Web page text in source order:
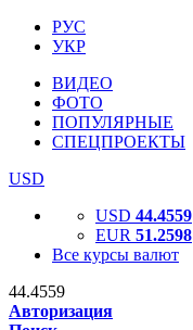
РУС
УКР
ВИДЕО
ФОТО
ПОПУЛЯРНЫЕ
СПЕЦПРОЕКТЫ
USD
USD 44.4559
EUR 51.2598
Все курсы валют
44.4559
Авторизация